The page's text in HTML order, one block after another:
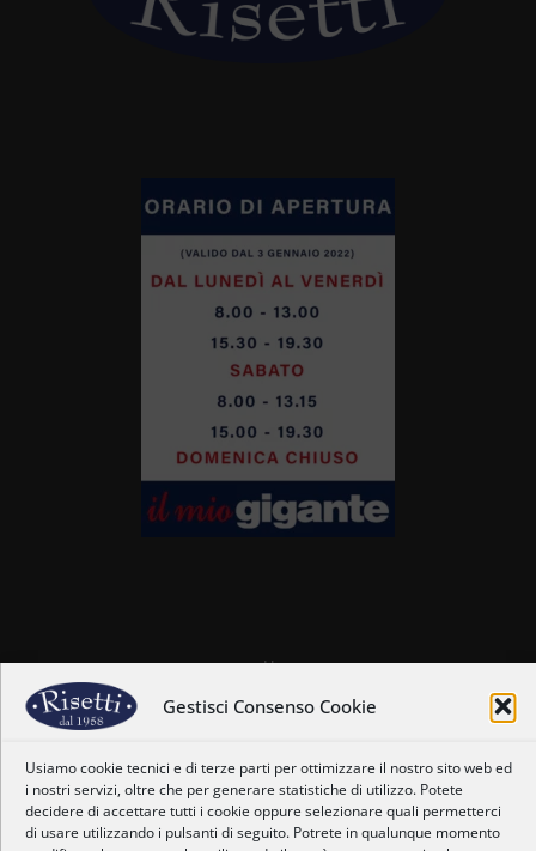
Gestisci Consenso Cookie
Usiamo cookie tecnici e di terze parti per ottimizzare il nostro sito web ed
i nostri servizi, oltre che per generare statistiche di utilizzo. Potete
decidere di accettare tutti i cookie oppure selezionare quali permetterci
di usare utilizzando i pulsanti di seguito. Potrete in qualunque momento
Home
Il nostro staff
Dove siamo
Orari
Newsletter